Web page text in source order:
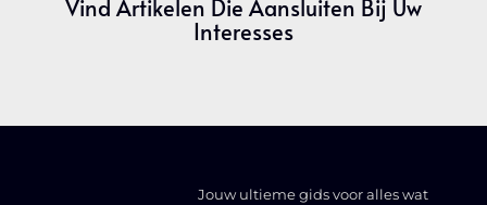
Vind Artikelen Die Aansluiten Bij Uw
Interesses
Jouw ultieme gids voor alles wat